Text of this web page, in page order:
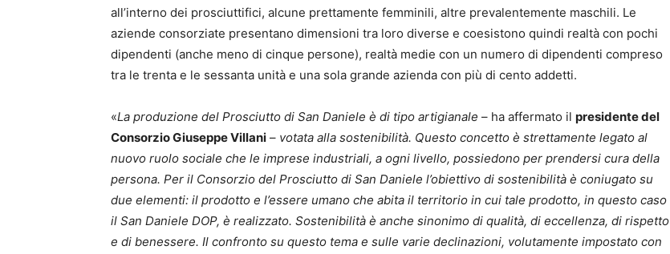
all’interno dei prosciuttifici, alcune prettamente femminili, altre prevalentemente maschili. Le
aziende consorziate presentano dimensioni tra loro diverse e coesistono quindi realtà con pochi
dipendenti (anche meno di cinque persone), realtà medie con un numero di dipendenti compreso
tra le trenta e le sessanta unità e una sola grande azienda con più di cento addetti.
«La produzione del Prosciutto di San Daniele è di tipo artigianale – ha affermato il presidente del
Consorzio Giuseppe Villani – votata alla sostenibilità. Questo concetto è strettamente legato al
nuovo ruolo sociale che le imprese industriali, a ogni livello, possiedono per prendersi cura della
persona. Per il Consorzio del Prosciutto di San Daniele l’obiettivo di sostenibilità è coniugato su
due elementi: il prodotto e l’essere umano che abita il territorio in cui tale prodotto, in questo caso
il San Daniele DOP, è realizzato. Sostenibilità è anche sinonimo di qualità, di eccellenza, di rispetto
e di benessere. Il confronto su questo tema e sulle varie declinazioni, volutamente impostato con